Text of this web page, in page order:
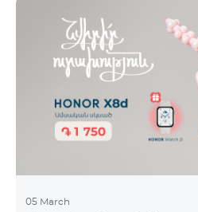
օպերատորների կողմից։
ծառայությունները
Իրադարձությունների
տեղեկատվություն
փոփոխության դեպքում։
ըմբռնման համար։
05 March